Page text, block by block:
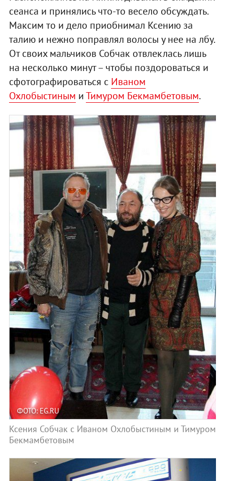
сеанса и принялись что-то весело обсуждать.
Максим то и дело приобнимал Ксению за
талию и нежно поправлял волосы у нее на лбу.
От своих мальчиков Собчак отвлеклась лишь
на несколько минут – чтобы поздороваться и
сфотографироваться с Иваном
Охлобыстиным иТимуром Бекмамбетовым.
ФОТО: EG.RU
Ксения Собчак с Иваном Охлобыстиным и Тимуром
Бекмамбетовым